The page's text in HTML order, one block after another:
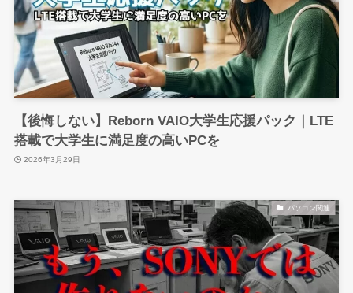
【後悔しない】Reborn VAIO大学生応援パック｜LTE
搭載で大学生に満足度の高いPCを
2026年3月29日
パソコン関連